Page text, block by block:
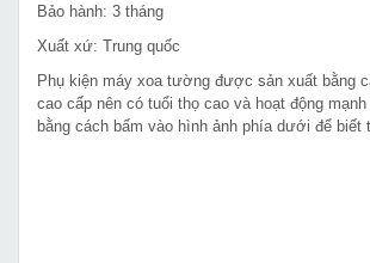
Bảo hành: 3 tháng
Xuất xứ: Trung quốc
Phụ kiện máy xoa tường được sản xuất bằng
cao cấp nên có tuổi thọ cao và hoạt động
bằng cách bấm vào hình ảnh phía dưới để biết